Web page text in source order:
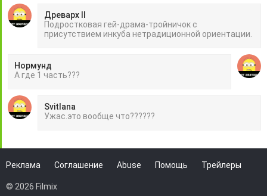
Древарх II
Подростковая гей-драма-тройничок с
присутствием инкуба нетрадиционной ориентации.
Нормунд
А где 1 часть???
Svitlana
Ужас.это вообще что??????
Реклама Соглашение Abuse Помощь Трейлеры
© 2026 Filmix